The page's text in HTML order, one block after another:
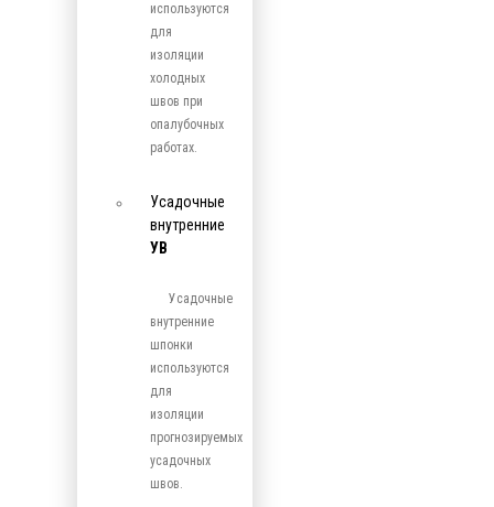
используются
для
изоляции
холодных
швов при
опалубочных
работах.
Усадочные
внутренние
УВ
Усадочные
внутренние
шпонки
используются
для
изоляции
прогнозируемых
усадочных
швов.